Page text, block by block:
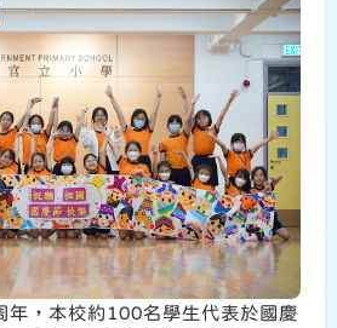
年，本校約100名學生代表於國慶